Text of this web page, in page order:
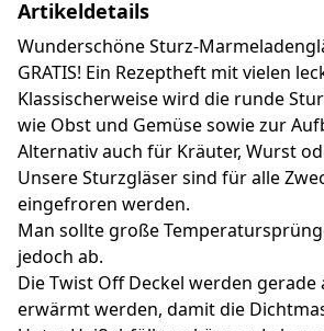
Artikeldetails
Wunderschöne Sturz-
GRATIS! Ein Rezeptheft mit vielen
Klassischerweise wird die runde
wie Obst und Gemüse sowie zur
Alternativ auch für Kräuter, Wurst
Unsere Sturzgläser sind für alle
eingefroren werden.
Man sollte große
jedoch ab.
Die Twist Off Deckel werden
erwärmt werden, damit die